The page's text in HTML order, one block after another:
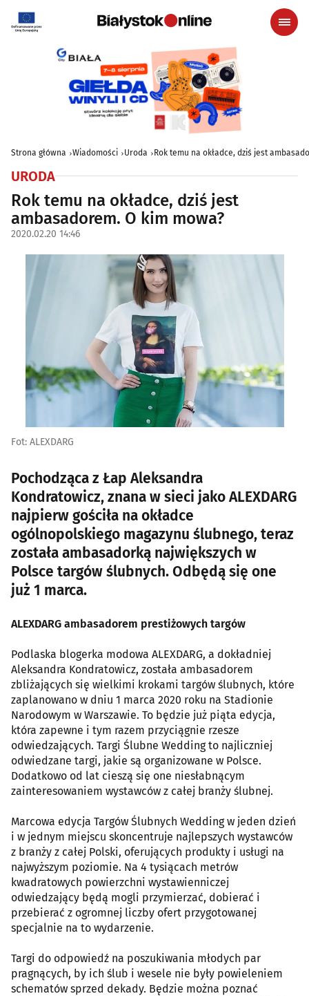
Strona główna Wiadomości Uroda Rok temu na okładce, dziś jest
URODA
Rok temu na okładce, dziś jest
ambasadorem. O kim mowa?
2020.02.20 14:46
Fot: ALEXDARG
Pochodząca z Łap Aleksandra
Kondratowicz, znana w sieci jako ALEXDARG
najpierw gościła na okładce
ogólnopolskiego magazynu ślubnego, teraz
została ambasadorką największych w
Polsce targów ślubnych. Odbędą się one
już 1 marca.
ALEXDARG ambasadorem prestiżowych targów
Podlaska blogerka modowa ALEXDARG, a dokładniej
Aleksandra Kondratowicz, została ambasadorem
zbliżających się wielkimi krokami targów ślubnych, które
zaplanowano w dniu 1 marca 2020 roku na Stadionie
Narodowym w Warszawie. To będzie już piąta edycja,
która zapewne i tym razem przyciągnie rzesze
odwiedzających. Targi Ślubne Wedding to najliczniej
odwiedzane targi, jakie są organizowane w Polsce.
Dodatkowo od lat cieszą się one niesłabnącym
zainteresowaniem wystawców z całej branży ślubnej.
Marcowa edycja Targów Ślubnych Wedding w jeden dzień
i w jednym miejscu skoncentruje najlepszych wystawców
z branży z całej Polski, oferujących produkty i usługi na
najwyższym poziomie. Na 4 tysiącach metrów
kwadratowych powierzchni wystawienniczej
odwiedzający będą mogli przymierzać, dobierać i
przebierać z ogromnej liczby ofert przygotowanej
specjalnie na to wydarzenie.
Targi do odpowiedź na poszukiwania młodych par
pragnących, by ich ślub i wesele nie były powieleniem
schematów sprzed dekady. Będzie można poznać